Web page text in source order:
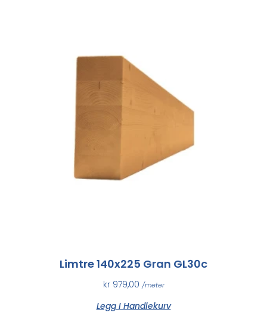
Limtre 140x225 Gran GL30c
kr979,00 /meter
Legg I Handlekurv